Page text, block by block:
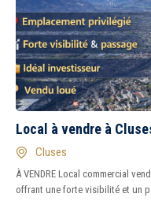
Local à vendre à
Cluses
À VENDRE Local commercial
offrant une forte visibilité et un